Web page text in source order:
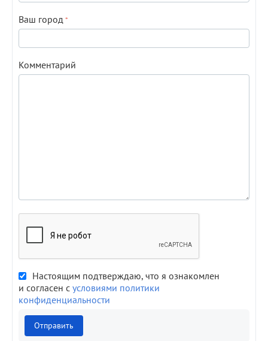
Ваш город
Комментарий
Настоящим подтверждаю, что я ознакомлен
и согласен с условиями политики
конфиденциальности
Отправить